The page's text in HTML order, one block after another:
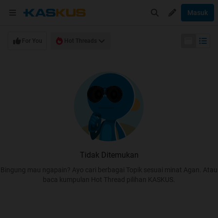
Masuk
For You
Tidak Ditemukan
Bingung mau ngapain? Ayo cari berbagai Topik sesuai minat Agan. Atau
baca kumpulan Hot Thread pilihan KASKUS.